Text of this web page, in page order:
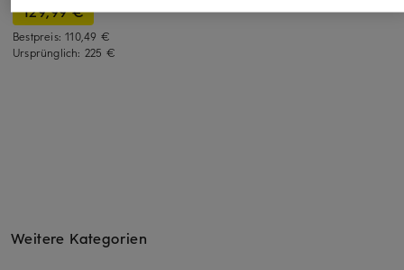
129,99 €
Bestpreis:110,49 €
Ursprünglich: 225 €
Weitere Kategorien